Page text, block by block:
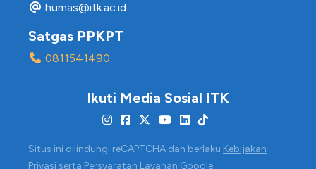
humas@itk.ac.id
Satgas PPKPT
0811541490
Ikuti Media Sosial ITK
Situs ini dilindungi reCAPTCHA dan berlaku Kebijakan
Privasi serta Persyaratan Layanan Google.